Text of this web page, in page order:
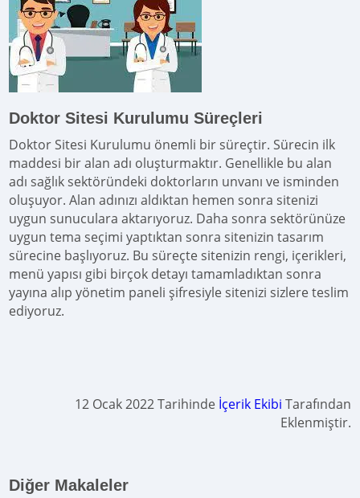
Doktor Sitesi Kurulumu Süreçleri
Doktor Sitesi Kurulumu önemli bir süreçtir. Sürecin ilk
maddesi bir alan adı oluşturmaktır. Genellikle bu alan
adı sağlık sektöründeki doktorların unvanı ve isminden
oluşuyor. Alan adınızı aldıktan hemen sonra sitenizi
uygun sunuculara aktarıyoruz. Daha sonra sektörünüze
uygun tema seçimi yaptıktan sonra sitenizin tasarım
sürecine başlıyoruz. Bu süreçte sitenizin rengi, içerikleri,
menü yapısı gibi birçok detayı tamamladıktan sonra
yayına alıp yönetim paneli şifresiyle sitenizi sizlere teslim
ediyoruz.
12 Ocak 2022 Tarihinde İçerik Ekibi Tarafından
Eklenmiştir.
Diğer Makaleler